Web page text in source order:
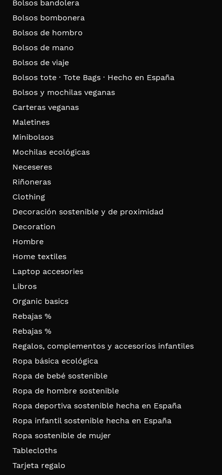
Bolsos bandolera
Bolsos bombonera
Bolsos de hombro
Bolsos de mano
Bolsos de viaje
Bolsos tote · Tote Bags · Hecho en España
Bolsos y mochilas veganas
Carteras veganas
Maletines
Minibolsos
Mochilas ecológicas
Neceseres
Riñoneras
Clothing
Decoración sostenible y de proximidad
Decoration
Hombre
Home textiles
Laptop accesories
Libros
Organic basics
Rebajas %
Rebajas %
Regalos, complementos y accesorios infantiles
Ropa básica ecológica
Ropa de bebé sostenible
Ropa de hombre sostenible
Ropa deportiva sostenible hecha en España
Ropa infantil sostenible hecha en España
Ropa sostenible de mujer
Tablecloths
Tarjeta regalo